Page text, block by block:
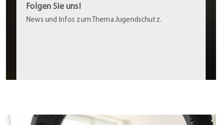
Folgen Sie uns!
News und Infos zum Thema Jugendschutz.